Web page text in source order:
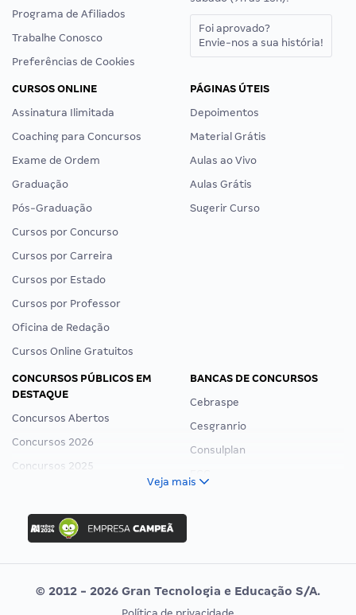
Programa de Afiliados
Trabalhe Conosco
Preferências de Cookies
Foi aprovado?
Envie-nos a sua história!
CURSOS ONLINE
Assinatura Ilimitada
Coaching para Concursos
Exame de Ordem
Graduação
Pós-Graduação
Cursos por Concurso
Cursos por Carreira
Cursos por Estado
Cursos por Professor
Oficina de Redação
Cursos Online Gratuitos
PÁGINAS ÚTEIS
Depoimentos
Material Grátis
Aulas ao Vivo
Aulas Grátis
Sugerir Curso
CONCURSOS PÚBLICOS EM
DESTAQUE
Concursos Abertos
Concursos 2026
Concursos 2025
Concurso Ibama
Concurso MPU
Editais publicados
BANCAS DE CONCURSOS
Cebraspe
Cesgranrio
Consulplan
Vunesp
Veja mais
© 2012 - 2026 Gran Tecnologia e Educação S/A.